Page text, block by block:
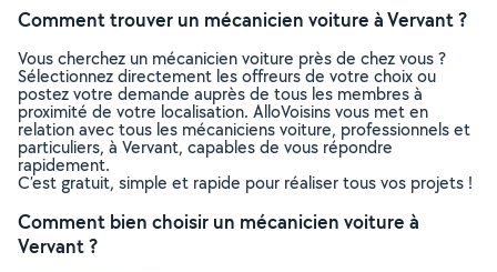
Comment trouver un mécanicien voiture à Vervant ?
Vous cherchez un mécanicien voiture près de chez vous ?
Sélectionnez directement les offreurs de votre choix ou
postez votre demande auprès de tous les membres à
proximité de votre localisation. AlloVoisins vous met en
relation avec tous les mécaniciens voiture, professionnels et
particuliers, à Vervant, capables de vous répondre
rapidement.
C’est gratuit, simple et rapide pour réaliser tous vos projets !
Comment bien choisir un mécanicien voiture à
Vervant ?